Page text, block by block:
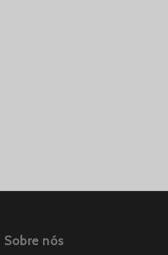
Sobre nós